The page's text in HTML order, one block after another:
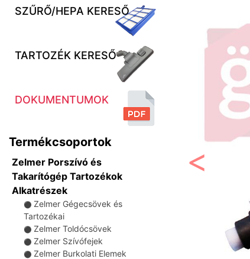
SZŰRŐ/HEPA KERESŐ
TARTOZÉK KERESŐ
DOKUMENTUMOK
Termékcsoportok
Zelmer Porszívó és
Takarítógép Tartozékok
Alkatrészek
⚫ Zelmer Gégecsövek és
Tartozékai
⚫ Zelmer Toldócsövek
⚫ Zelmer Szívófejek
⚫ Zelmer Burkolati Elemek
Előző